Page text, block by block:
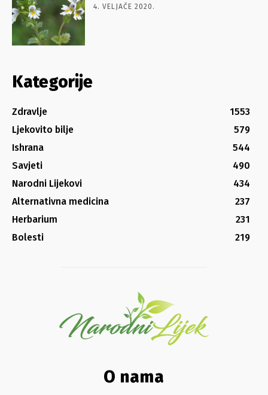
4. VELJAČE 2020.
Kategorije
Zdravlje
1553
Ljekovito bilje
579
Ishrana
544
Savjeti
490
Narodni Lijekovi
434
Alternativna medicina
237
Herbarium
231
Bolesti
219
O nama